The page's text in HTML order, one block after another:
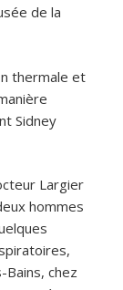
de la
thermale et
Sidney
Largier
hommes
chez